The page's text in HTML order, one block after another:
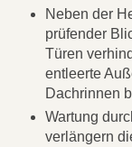
Neben der
prüfender
Türen
entleerte
Dachrinnen
Wartung
verlängern